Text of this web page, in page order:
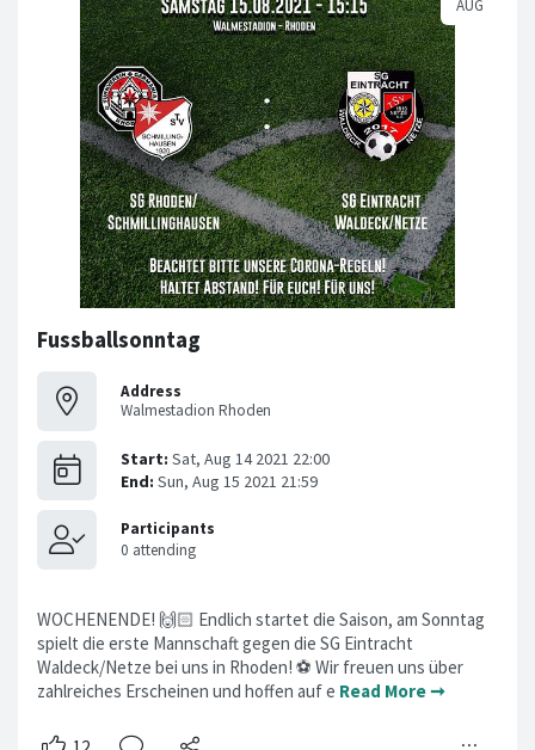
Fussballsonntag
Address
Walmestadion Rhoden
WOCHENENDE! 🙌🏻 Endlich startet die Saison, am Sonntag
spielt die erste Mannschaft gegen die SG Eintracht
Waldeck/Netze bei uns in Rhoden! ⚽️ Wir freuen uns über
zahlreiches Erscheinen und hoffen auf e Read More ➞